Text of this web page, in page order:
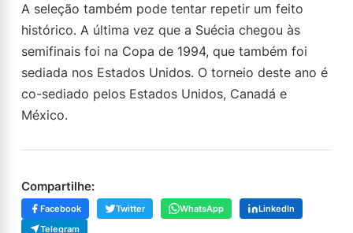
A seleção também pode tentar repetir um feito
histórico. A última vez que a Suécia chegou às
semifinais foi na Copa de 1994, que também foi
sediada nos Estados Unidos. O torneio deste ano é
co-sediado pelos Estados Unidos, Canadá e
México.
Compartilhe:
Facebook Twitter WhatsApp
LinkedIn
Telegram